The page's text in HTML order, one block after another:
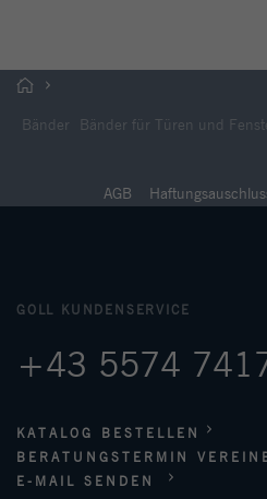
Bänder Bänder für Türen und
AGB
GOLL KUNDENSERVICE
+43 5574
KATALOG BESTELLEN
BERATUNGSTERMIN
E-MAIL SENDEN